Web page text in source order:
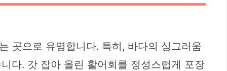
곳으로 유명합니다. 특히, 바다의 싱그러움
다. 갓 잡아 올린 활어회를 정성스럽게 포장